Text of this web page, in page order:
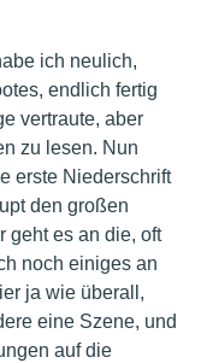
ich neulich,
endlich fertig
vertraute, aber
zu lesen. Nun
erste Niederschrift
den großen
geht es an die, oft
noch einiges an
ja wie überall,
eine Szene, und
auf die